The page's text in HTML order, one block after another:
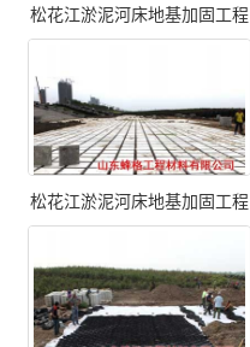
松花江淤泥河床地基加固工程
松花江淤泥河床地基加固工程